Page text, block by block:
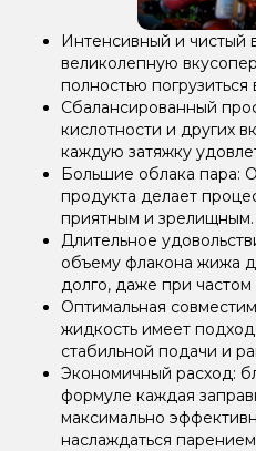
Интенсивный и чистый
великолепную
полностью погрузиться
Сбалансированный
кислотности и других
каждую затяжку
Большие облака пара:
продукта делает
приятным и зрелищным.
Длительное
объему флакона жижа
долго, даже при частом
Оптимальная
жидкость имеет
стабильной подачи и
Экономичный расход:
формуле каждая
максимально
наслаждаться